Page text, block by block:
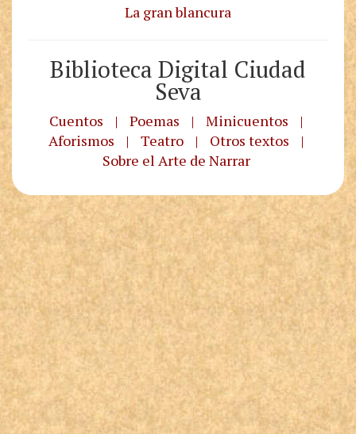
La gran blancura
Biblioteca Digital Ciudad
Seva
Cuentos | Poemas | Minicuentos
|
Aforismos
| Teatro | Otros textos
|
Sobre el Arte de Narrar